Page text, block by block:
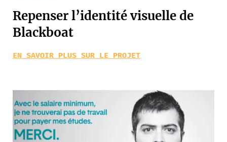
Repenser l’identité visuelle de
Blackboat
EN SAVOIR PLUS SUR LE PROJET